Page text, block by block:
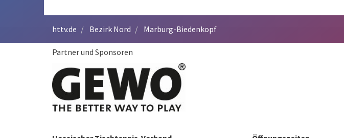
httv.de Bezirk Nord Marburg-Biedenkopf
Partner und Sponsoren